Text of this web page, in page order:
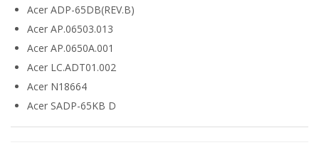
Acer ADP-65DB(REV.B)
Acer AP.06503.013
Acer AP.0650A.001
Acer LC.ADT01.002
Acer N18664
Acer SADP-65KB D